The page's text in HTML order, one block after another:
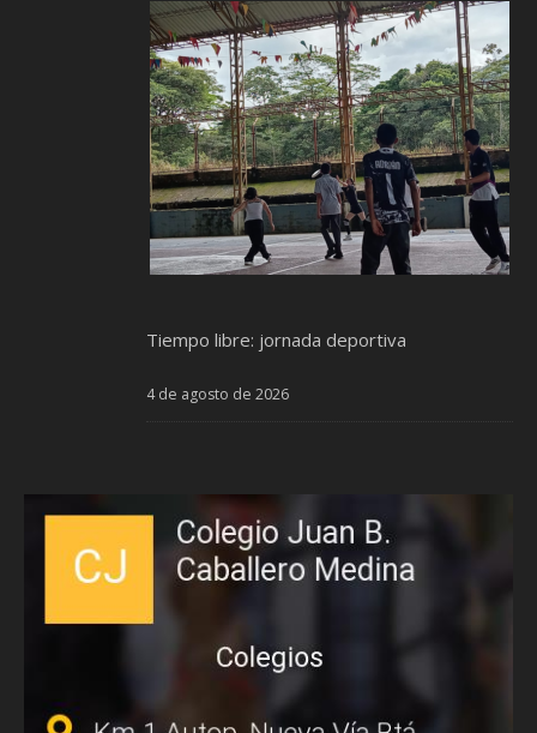
Tiempo libre: jornada deportiva
4 de agosto de 2026